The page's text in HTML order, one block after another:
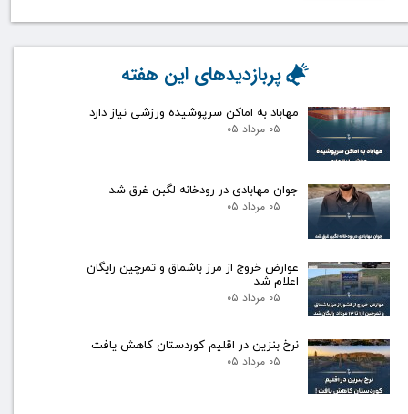
مهاباد به اماکن سرپوشیده ورزشی نیاز دارد
۰۵ مرداد ۰۵
جوان مهابادی در رودخانه لگبن غرق شد
۰۵ مرداد ۰۵
عوارض خروج از مرز باشماق و تمرچین رایگان
اعلام شد
۰۵ مرداد ۰۵
نرخ بنزین در اقلیم کوردستان کاهش یافت
۰۵ مرداد ۰۵
پربازدیدهای این هفته